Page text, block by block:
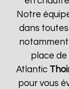
Notre
dans
place
Atlantic
pour vous